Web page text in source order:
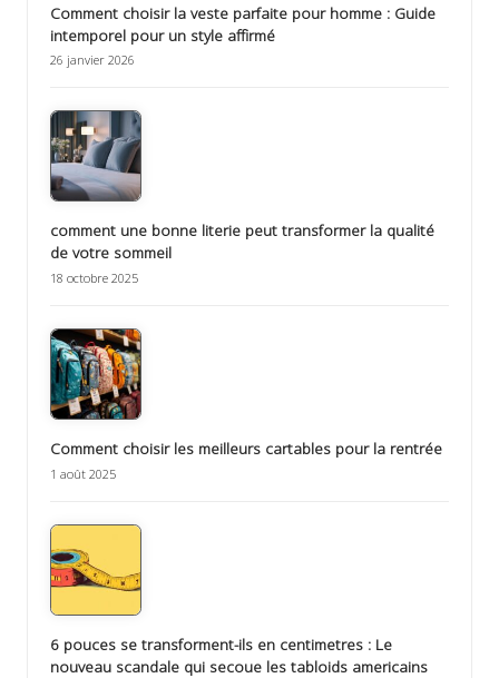
Comment choisir la veste parfaite pour homme : Guide
intemporel pour un style affirmé
26 janvier 2026
comment une bonne literie peut transformer la qualité
de votre sommeil
18 octobre 2025
Comment choisir les meilleurs cartables pour la rentrée
1 août 2025
6 pouces se transforment-ils en centimetres : Le
nouveau scandale qui secoue les tabloids americains